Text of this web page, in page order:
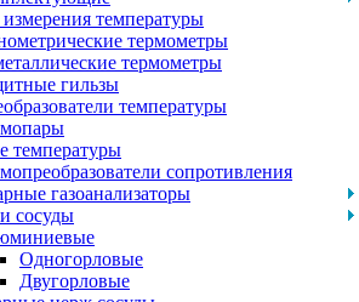
температуры
термометры
термометры
гильзы
температуры
температуры
сопротивления
газоанализаторы
сосуды
Одногорловые
Двугорловые